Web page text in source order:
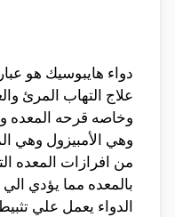
دواء هايبوسيك هو
علاج التهاب المرئ
وخاصه قرحه المعده
وهي الأمبيزول وهي
من افرازات المعده
بالمعده مما يؤدي
الدواء يعمل علي